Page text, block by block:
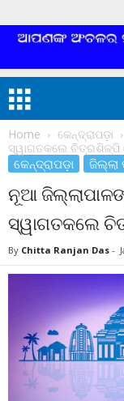
Home କେନ୍ଦ୍ରାପଡ଼ା
ସ୍ୱାଗତକଲେ ଚିତ୍ରଶିଳ୍ପି
କେନ୍ଦ୍ରାପଡ଼ା ଜିଲ୍ଲା
ନୂଆ
ସ୍ୱାଗତକଲେ
By Chitta Ranjan Das -